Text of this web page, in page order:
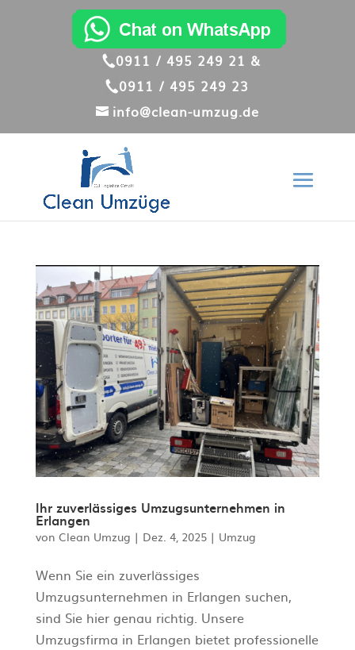
0911 / 495 249 21 &
0911 / 495 249 23
info@clean-umzug.de
Ihr zuverlässiges Umzugsunternehmen in
Erlangen
von Clean Umzug | Dez. 4, 2025| Umzug
Wenn Sie ein zuverlässiges
Umzugsunternehmen in Erlangen suchen,
sind Sie hier genau richtig. Unsere
Umzugsfirma in Erlangen bietet professionelle